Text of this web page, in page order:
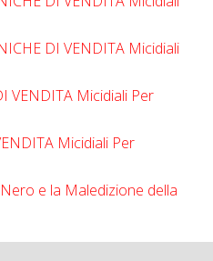
DI VENDITA Micidiali
VENDITA Micidiali Per
Micidiali Per
e la Maledizione della